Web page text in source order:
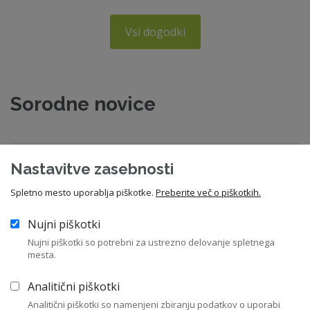
Vsi dogodki
Sorodne novice
Začela so se uporabljati pravila o
Zakonodaja
Priporočilo ZNS - Lobiranje s strani članov
nadzornih svetov gospodars
Nastavitve zasebnosti
Spletno mesto uporablja piškotke. Preberite več o piškotkih.
Nujni piškotki
Nujni piškotki so potrebni za ustrezno delovanje spletnega
mesta.
Analitični piškotki
Analitični piškotki so namenjeni zbiranju podatkov o uporabi